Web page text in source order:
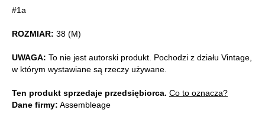
#1a
ROZMIAR: 38 (M)
UWAGA: To nie jest autorski produkt. Pochodzi z działu Vintage,
w którym wystawiane są rzeczy używane.
Ten produkt sprzedaje przedsiębiorca. Co to oznacza?
Dane firmy: Assembleage